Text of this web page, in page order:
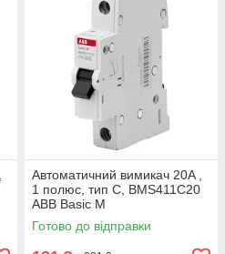
Автоматичний вимикач 20A ,
1 полюс, тип C, BMS411C20
ABB Basic M
Готово до відправки